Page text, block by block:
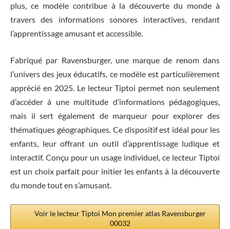
plus, ce modèle contribue à la découverte du monde à
travers des informations sonores interactives, rendant
l’apprentissage amusant et accessible.
Fabriqué par Ravensburger, une marque de renom dans
l’univers des jeux éducatifs, ce modèle est particulièrement
apprécié en 2025. Le lecteur Tiptoi permet non seulement
d’accéder à une multitude d’informations pédagogiques,
mais il sert également de marqueur pour explorer des
thématiques géographiques. Ce dispositif est idéal pour les
enfants, leur offrant un outil d’apprentissage ludique et
interactif. Conçu pour un usage individuel, ce lecteur Tiptoi
est un choix parfait pour initier les enfants à la découverte
du monde tout en s’amusant.
Voir le lecteur Tiptoi Mon premier atlas Ravensburger
00032